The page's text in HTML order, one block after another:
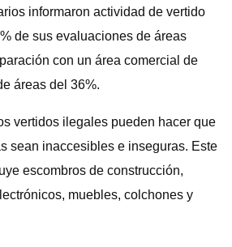
informaron actividad de vertido
de sus evaluaciones de áreas
con un área comercial de
áreas del 36%.
vertidos ilegales pueden hacer que
sean inaccesibles e inseguras. Este
escombros de construcción,
muebles, colchones y